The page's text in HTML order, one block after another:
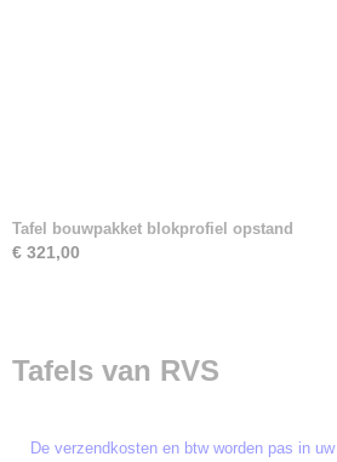
Tafel bouwpakket blokprofiel opstand
€ 321,00
Tafels van RVS
De verzendkosten en btw worden pas in uw